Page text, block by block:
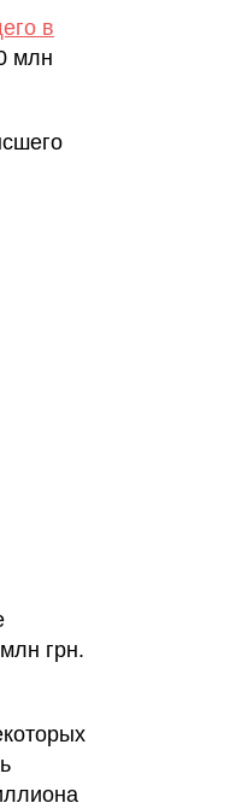
в
млн
грн.